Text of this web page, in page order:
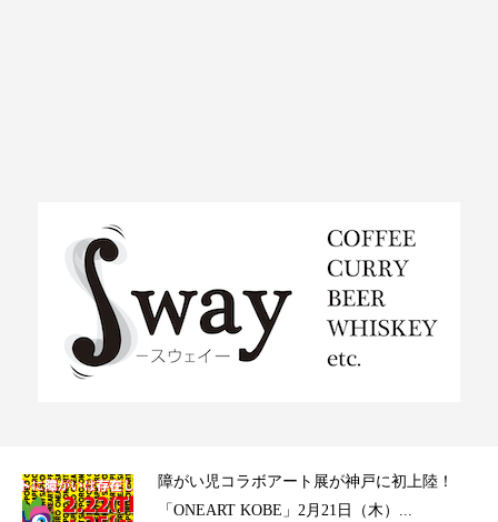
障がい児コラボアート展が神戸に初上陸！
「ONEART KOBE」2月21日（木）...